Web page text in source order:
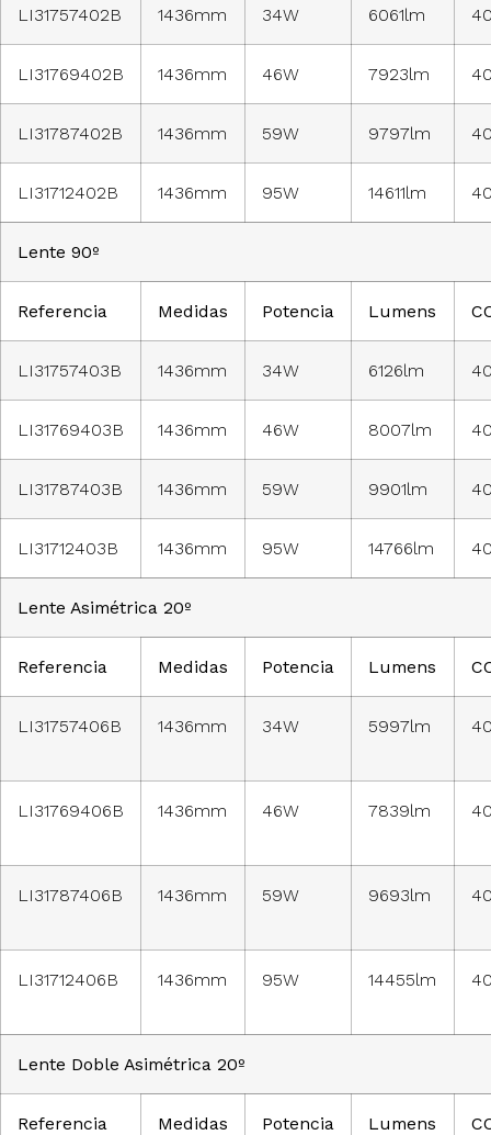
LI31757402B 1436mm 34W 6061lm
LI31769402B 1436mm 46W 7923lm
LI31787402B 1436mm 59W 9797lm
LI31712402B 1436mm 95W 14611lm
Lente 90º
Referencia Medidas Potencia Lumens
LI31757403B 1436mm 34W 6126lm
LI31769403B 1436mm 46W 8007lm
LI31787403B 1436mm 59W 9901lm
LI31712403B 1436mm 95W 14766lm
Lente Asimétrica 20º
Referencia Medidas Potencia Lumens
LI31757406B 1436mm 34W 5997lm
LI31769406B 1436mm 46W 7839lm
LI31787406B 1436mm 59W 9693lm
LI31712406B 1436mm 95W 14455lm
Lente Doble Asimétrica 20º
Referencia Medidas Potencia Lumens